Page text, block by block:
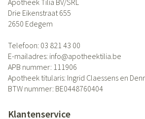
Apotheek Tilia BV/SRL
Drie Eikenstraat 655
2650 Edegem
Telefoon: 03 821 43 00
E-mailadres: info@apotheektilia.be
APB nummer: 111906
Apotheek titularis: Ingrid Claessens en
BTW nummer: BE0448760404
Klantenservice